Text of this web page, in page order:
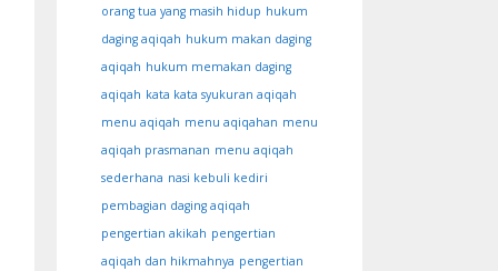
orang tua yang masih hidup hukum
daging aqiqah hukum makan daging
aqiqah hukum memakan daging
aqiqah kata kata syukuran aqiqah
menu aqiqah menu aqiqahan menu
aqiqah prasmanan menu aqiqah
sederhana nasi kebuli kediri
pembagian daging aqiqah
pengertian akikah pengertian
aqiqah dan hikmahnya pengertian